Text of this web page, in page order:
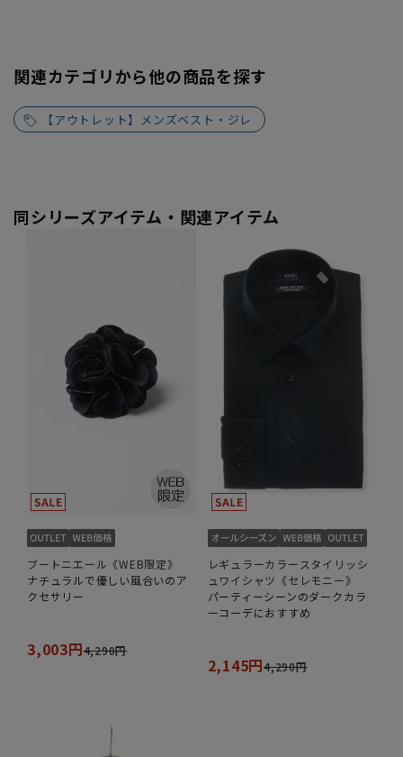
関連カテゴリから他の商品を探す
【アウトレット】メンズベスト・ジレ
同シリーズアイテム・関連アイテム
ブートニエール《WEB限定》
ナチュラルで優しい風合いのア
クセサリー
3,003円4,290円
レギュラーカラースタイリッシ
ュワイシャツ《セレモニー》
パーティーシーンのダークカラ
ーコーデにおすすめ
2,145円4,290円